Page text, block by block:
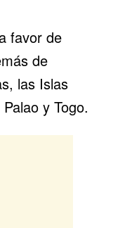
favor de
de
las Islas
y Togo.